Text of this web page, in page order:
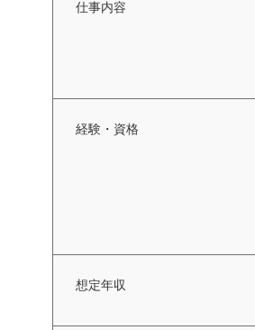
仕事内容
経験・資格
想定年収